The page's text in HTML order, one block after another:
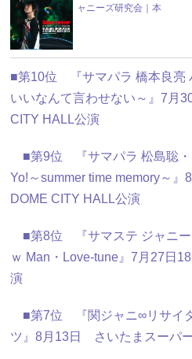
ャニーズ研究会｜本
■第10位 『サマパラ 橋本良亮
いいなんて言わせない～』7月
CITY HALL公演
■第9位 『サマパラ 松島聡
Yo!～summer time memory～
DOME CITY HALL公演
■第8位 『サマステ ジャニ
ｗ Man・Love-tune』7月27日
演
■第7位 『関ジャニ∞リサイ
ツ』8月13日 さいたまスーパ